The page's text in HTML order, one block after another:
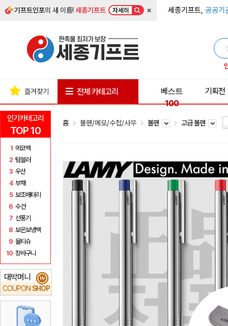
기프트인포의 새 이름!세종기프트 자세히 × 세종기프트, 공공기
인기카테고리
TOP 10
1 에코백
2 텀블러
3 우산
4 부채
5 보조배터리
6 수건
7 선풍기
8 보온보냉백
9 물티슈
10 장바구니
대박머니
COUPON SHOP
₩
즐겨찾기 전체 카테고리
베스트
100
기획전
홈 볼펜/메모/수첩/사무 볼펜 고급 볼펜